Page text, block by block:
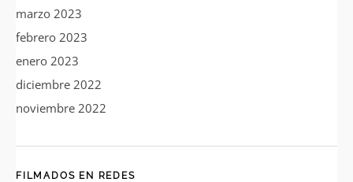
marzo 2023
febrero 2023
enero 2023
diciembre 2022
noviembre 2022
FILMADOS EN REDES